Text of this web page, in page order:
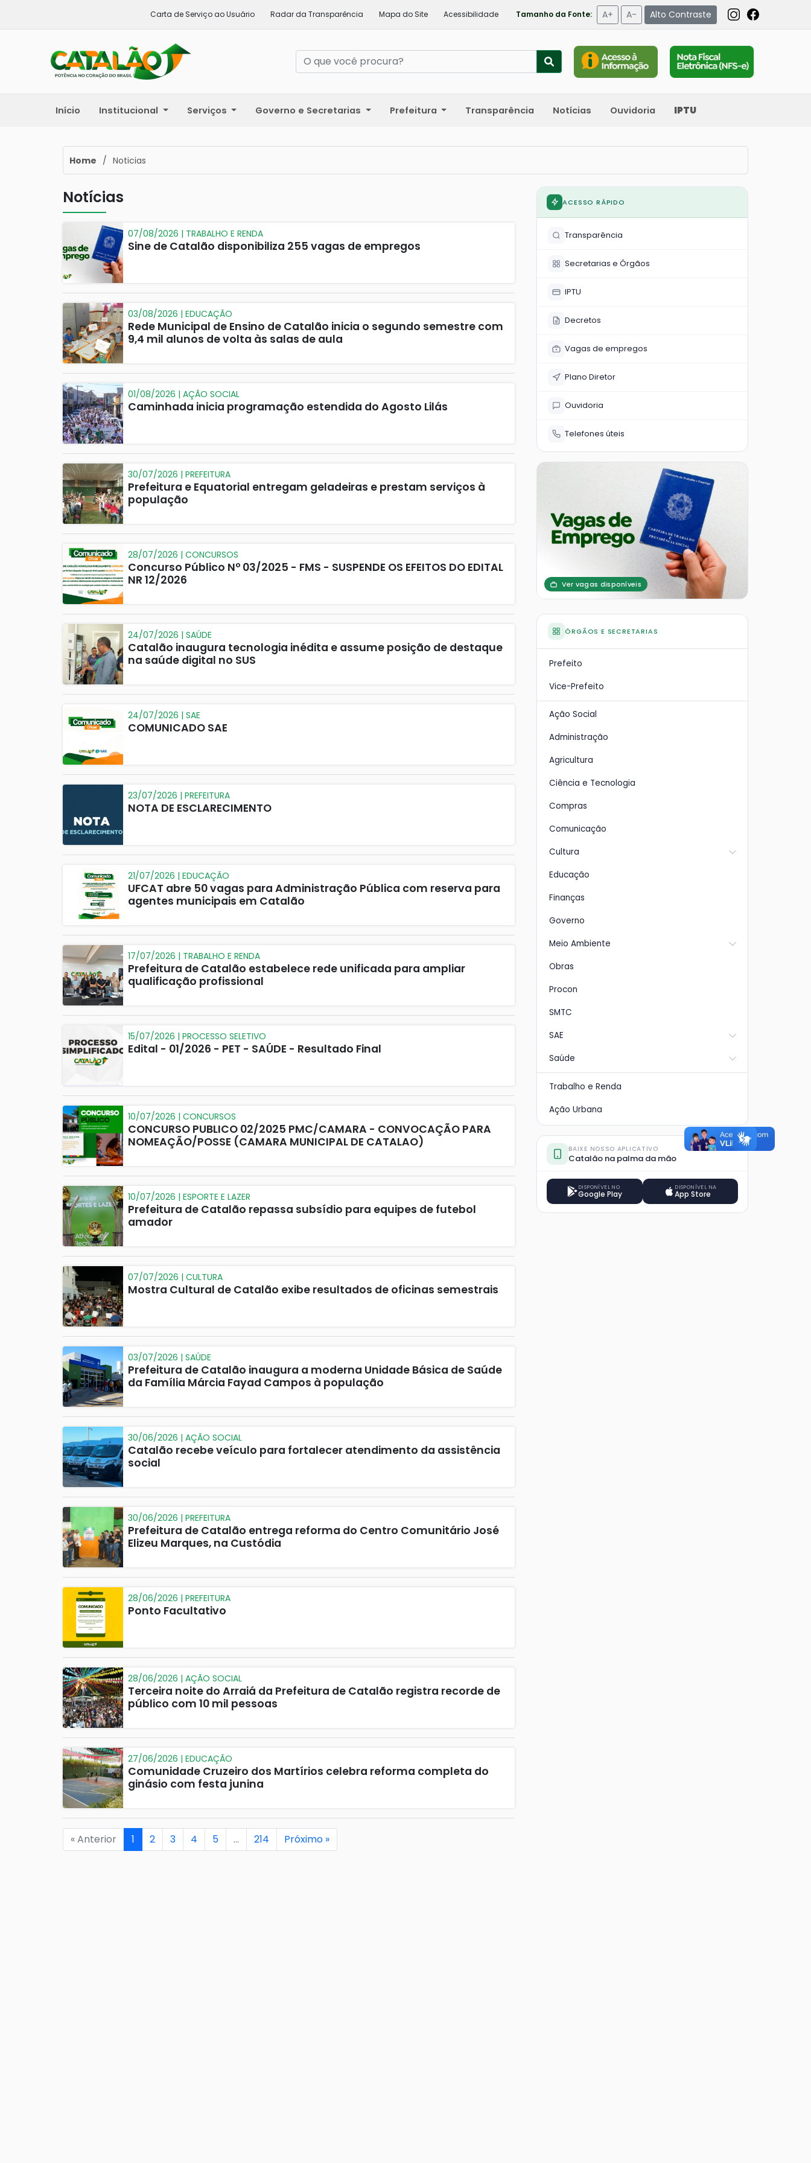
Carta de Serviço ao Usuário Radar da Transparência Mapa do Site Acessibilidade Tamanho da Fonte: A+ A- Alto Contraste
Início Institucional Serviços Governo e Secretarias Prefeitura Transparência Notícias Ouvidoria IPTU
Home / Noticias
Notícias
07/08/2026 | TRABALHO E RENDA
Sine de Catalão disponibiliza 255 vagas de empregos
03/08/2026 | EDUCAÇÃO
Rede Municipal de Ensino de Catalão inicia o segundo semestre com
9,4 mil alunos de volta às salas de aula
01/08/2026 | AÇÃO SOCIAL
Caminhada inicia programação estendida do Agosto Lilás
30/07/2026 | PREFEITURA
Prefeitura e Equatorial entregam geladeiras e prestam serviços à
população
28/07/2026 | CONCURSOS
Concurso Público Nº 03/2025 - FMS - SUSPENDE OS EFEITOS DO EDITAL
NR 12/2026
24/07/2026 | SAÚDE
Catalão inaugura tecnologia inédita e assume posição de destaque
na saúde digital no SUS
24/07/2026 | SAE
COMUNICADO SAE
23/07/2026 | PREFEITURA
NOTA DE ESCLARECIMENTO
21/07/2026 | EDUCAÇÃO
UFCAT abre 50 vagas para Administração Pública com reserva para
agentes municipais em Catalão
17/07/2026 | TRABALHO E RENDA
Prefeitura de Catalão estabelece rede unificada para ampliar
qualificação profissional
15/07/2026 | PROCESSO SELETIVO
Edital - 01/2026 - PET - SAÚDE - Resultado Final
10/07/2026 | CONCURSOS
CONCURSO PUBLICO 02/2025 PMC/CAMARA - CONVOCAÇÃO PARA
NOMEAÇÃO/POSSE (CAMARA MUNICIPAL DE CATALAO)
10/07/2026 | ESPORTE E LAZER
Prefeitura de Catalão repassa subsídio para equipes de futebol
amador
07/07/2026 | CULTURA
Mostra Cultural de Catalão exibe resultados de oficinas semestrais
03/07/2026 | SAÚDE
Prefeitura de Catalão inaugura a moderna Unidade Básica de Saúde
da Família Márcia Fayad Campos à população
30/06/2026 | AÇÃO SOCIAL
Catalão recebe veículo para fortalecer atendimento da assistência
social
30/06/2026 | PREFEITURA
Prefeitura de Catalão entrega reforma do Centro Comunitário José
Elizeu Marques, na Custódia
28/06/2026 | PREFEITURA
Ponto Facultativo
28/06/2026 | AÇÃO SOCIAL
Terceira noite do Arraiá da Prefeitura de Catalão registra recorde de
público com 10 mil pessoas
27/06/2026 | EDUCAÇÃO
Comunidade Cruzeiro dos Martírios celebra reforma completa do
ginásio com festa junina
« Anterior 1 2 3 4 5 … 214 Próximo »
ACESSO RÁPIDO
Transparência
Secretarias e Órgãos
IPTU
Decretos
Vagas de empregos
Plano Diretor
Ouvidoria
Telefones úteis
Ver vagas disponíveis
ÓRGÃOS E SECRETARIAS
Prefeito
Vice-Prefeito
Ação Social
Administração
Agricultura
Ciência e Tecnologia
Compras
Comunicação
Cultura
Educação
Finanças
Governo
Meio Ambiente
Obras
Procon
SMTC
SAE
Saúde
Trabalho e Renda
Ação Urbana
BAIXE NOSSO APLICATIVO
Catalão na palma da mão
DISPONÍVEL NO
Google Play
DISPONÍVEL NA
App Store